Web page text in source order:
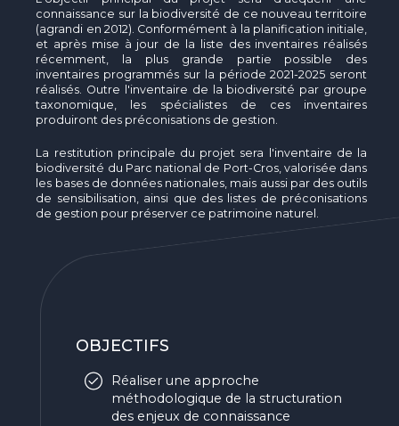
connaissance sur la biodiversité de ce nouveau territoire
(agrandi en 2012). Conformément à la planification initiale,
et après mise à jour de la liste des inventaires réalisés
récemment, la plus grande partie possible des
inventaires programmés sur la période 2021-2025 seront
réalisés. Outre l'inventaire de la biodiversité par groupe
taxonomique, les spécialistes de ces inventaires
produiront des préconisations de gestion.
La restitution principale du projet sera l'inventaire de la
biodiversité du Parc national de Port-Cros, valorisée dans
les bases de données nationales, mais aussi par des outils
de sensibilisation, ainsi que des listes de préconisations
de gestion pour préserver ce patrimoine naturel.
OBJECTIFS
Réaliser une approche
méthodologique de la structuration
des enjeux de connaissance